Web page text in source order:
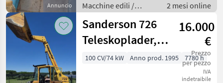
Annuncio
Macchine edili /
Caricatori telescopici
2 mesi online
Sanderson 726
Teleskoplader,
kein JCB, Merlo,
16.000
€
Prezzo
per pezzo
IVA
indetraibile
100 CV/74 kW Anno prod. 1995 7780 h